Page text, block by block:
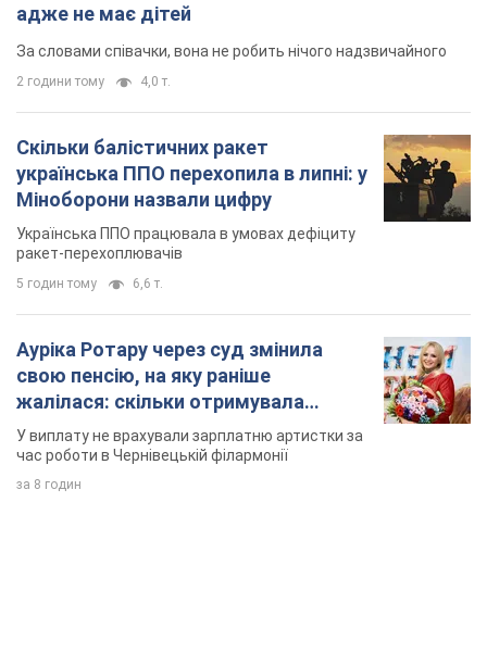
адже не має дітей
За словами співачки, вона не робить нічого надзвичайного
2 години тому 4,0 т.
Скільки балістичних ракет
українська ППО перехопила в липні: у
Міноборони назвали цифру
Українська ППО працювала в умовах дефіциту
ракет-перехоплювачів
5 годин тому 6,6 т.
Ауріка Ротару через суд змінила
свою пенсію, на яку раніше
жалілася: скільки отримувала
співачка
У виплату не врахували зарплатню артистки за
час роботи в Чернівецькій філармонії
за 8 годин